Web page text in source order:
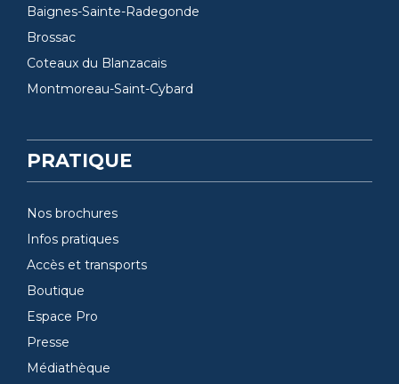
Baignes-Sainte-Radegonde
Brossac
Coteaux du Blanzacais
Montmoreau-Saint-Cybard
PRATIQUE
Nos brochures
Infos pratiques
Accès et transports
Boutique
Espace Pro
Presse
Médiathèque